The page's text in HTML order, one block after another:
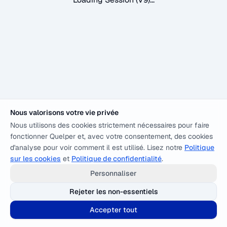
Nous valorisons votre vie privée
Nous utilisons des cookies strictement nécessaires pour faire
fonctionner Quelper et, avec votre consentement, des cookies
d'analyse pour voir comment il est utilisé. Lisez notre Politique
sur les cookies et Politique de confidentialité.
Personnaliser
Rejeter les non-essentiels
Accepter tout